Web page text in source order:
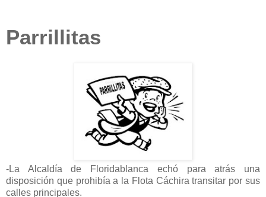
Parrillitas
-La Alcaldía de Floridablanca echó para atrás una
disposición que prohibía a la Flota Cáchira transitar por sus
calles principales.